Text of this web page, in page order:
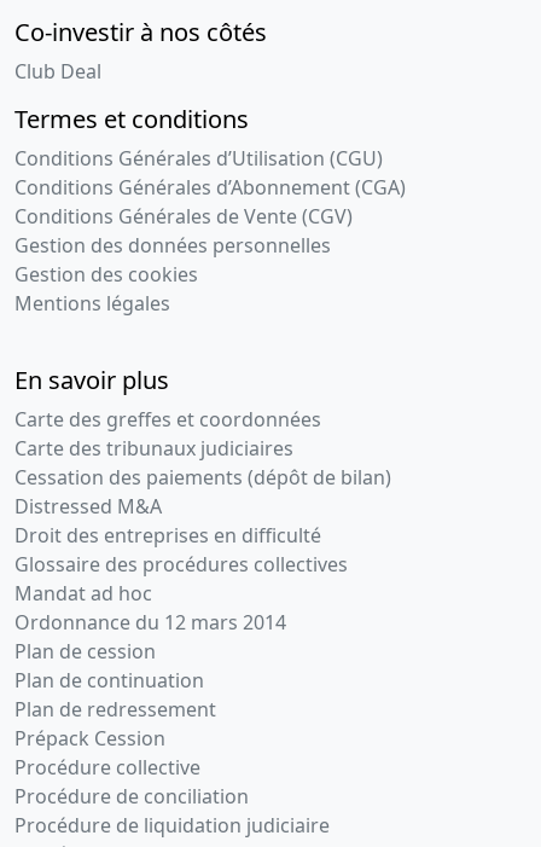
Co-investir à nos côtés
Club Deal
Termes et conditions
Conditions Générales d’Utilisation (CGU)
Conditions Générales d’Abonnement (CGA)
Conditions Générales de Vente (CGV)
Gestion des données personnelles
Gestion des cookies
Mentions légales
En savoir plus
Carte des greffes et coordonnées
Carte des tribunaux judiciaires
Cessation des paiements (dépôt de bilan)
Distressed M&A
Droit des entreprises en difficulté
Glossaire des procédures collectives
Mandat ad hoc
Ordonnance du 12 mars 2014
Plan de cession
Plan de continuation
Plan de redressement
Prépack Cession
Procédure collective
Procédure de conciliation
Procédure de liquidation judiciaire